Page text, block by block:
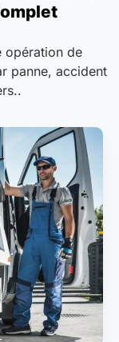
opération de
panne, accident